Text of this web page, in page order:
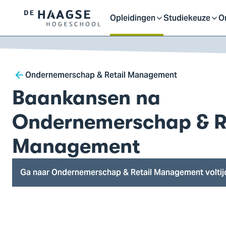
Logo
van
De
Hogeschool,
ga
naar
de
homepagina
Opleidingen
Open
sluit
submenu
Studiekeuze
Open
submenu
Breadcrumb
Ondernemerschap & Retail Management
Baankansen na
Ondernemerschap &
Management
Ga naar Ondernemerschap & Retail Management